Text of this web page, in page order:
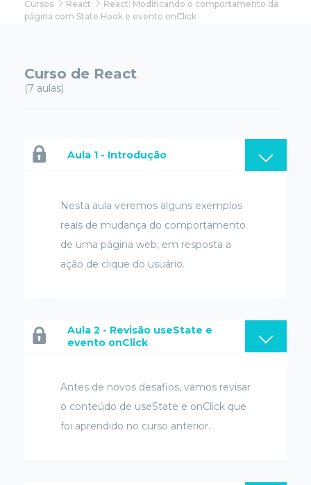
Cursos React
React: Modificando o comportamento da
página com State Hook e evento onClick
Curso de React
(7 aulas)
Aula 1 - Introdução
Nesta aula veremos alguns exemplos
reais de mudança do comportamento
de uma página web, em resposta a
ação de clique do usuário.
Aula 2 - Revisão useState e
evento onClick
Antes de novos desafios, vamos revisar
o conteúdo de useState e onClick que
foi aprendido no curso anterior.